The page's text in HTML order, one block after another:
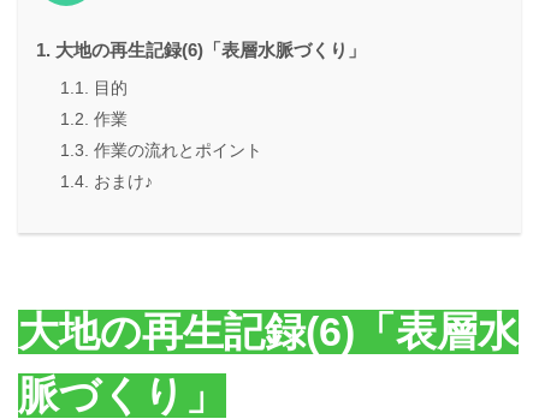
大地の再生記録(6)「表層水脈づくり」
目的
作業
作業の流れとポイント
おまけ♪
大地の再生記録(6)「表層水
脈づくり」